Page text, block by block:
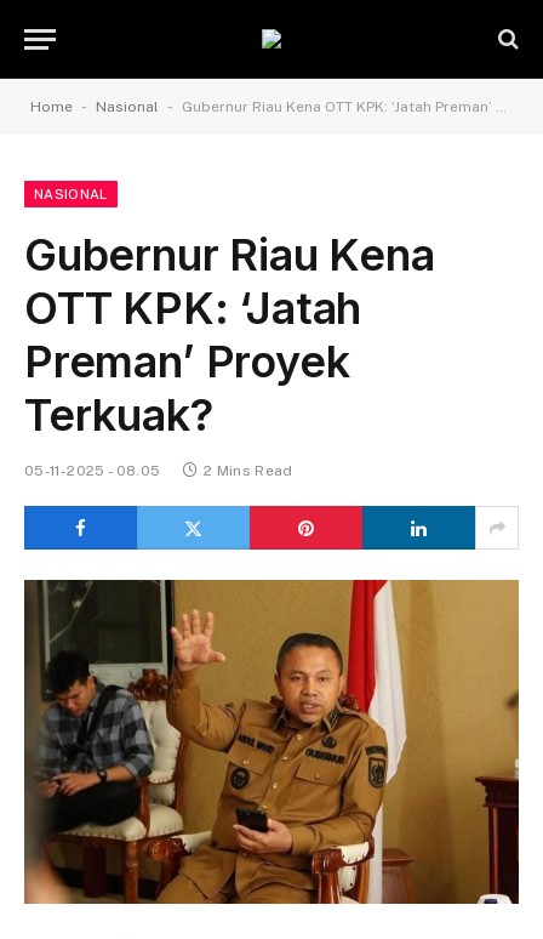
Home - Nasional - Gubernur Riau Kena OTT KPK: ‘Jatah Preman’ Proyek Terkuak?
NASIONAL
Gubernur Riau Kena
OTT KPK: ‘Jatah
Preman’ Proyek
Terkuak?
05-11-2025 - 08.05 2 Mins Read